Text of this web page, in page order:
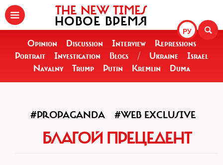
РУ
THE NEW TIMES
НОВОЕ ВРЕМЯ
Opinion Discussion Interview
Repressions
Portrait
Investigation Blogs / Ukraine
Israel
Navalny
Trump Putin Kremlin Duma
#PROPAGANDA #WEB EXCLUSIVE
БЛАГОЙ ПРЕЦЕДЕНТ